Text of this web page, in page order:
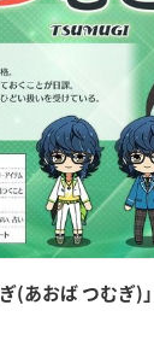
(あおば つむぎ)」